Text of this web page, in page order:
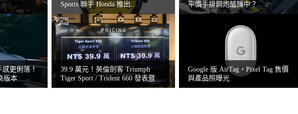
Sports 聯手 Honda 推出
MOTOCOM
平價手排鋼炮醞釀中？
感更俐落！
版本
39.9 萬元！英倫劍客 Triumph
Tiger Sport / Trident 660 發表暨
Google 版 AirTag，Pixel Tag 售價
與產品照曝光